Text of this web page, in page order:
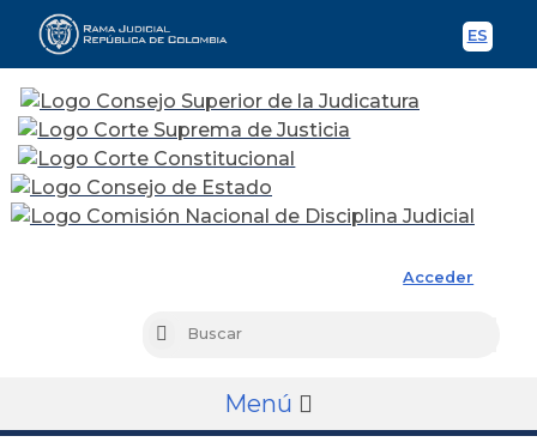
ES
Acceder
Buscar
Menú